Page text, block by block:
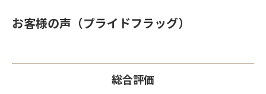
お客様の声（プライドフラッグ）
総合評価